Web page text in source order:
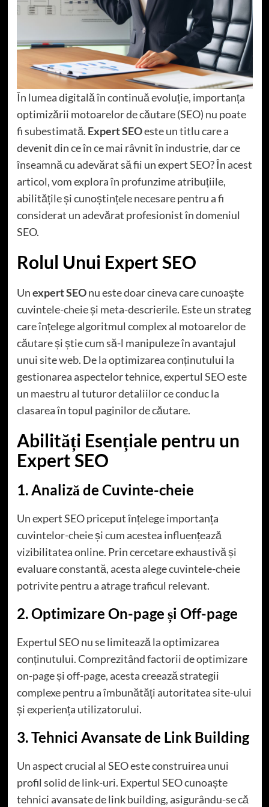
În lumea digitală în continuă evoluție, importanța
optimizării motoarelor de căutare (SEO) nu poate
fi subestimată. Expert SEOeste un titlu care a
devenit din ce în ce mai râvnit în industrie, dar ce
înseamnă cu adevărat să fii un expert SEO? În acest
articol, vom explora în profunzime atribuțiile,
abilitățile și cunoștințele necesare pentru a fi
considerat un adevărat profesionist în domeniul
SEO.
Rolul Unui Expert SEO
Unexpert SEOnu este doar cineva care cunoaște
cuvintele-cheie și meta-descrierile. Este un strateg
care înțelege algoritmul complex al motoarelor de
căutare și știe cum să-l manipuleze în avantajul
unui site web. De la optimizarea conținutului la
gestionarea aspectelor tehnice, expertul SEO este
un maestru al tuturor detaliilor ce conduc la
clasarea în topul paginilor de căutare.
Abilități Esențiale pentru un
Expert SEO
1. Analiză de Cuvinte-cheie
Un expert SEO priceput înțelege importanța
cuvintelor-cheie și cum acestea influențează
vizibilitatea online. Prin cercetare exhaustivă și
evaluare constantă, acesta alege cuvintele-cheie
potrivite pentru a atrage traficul relevant.
2. Optimizare On-page și Off-page
Expertul SEO nu se limitează la optimizarea
conținutului. Comprezitând factorii de optimizare
on-page și off-page, acesta creează strategii
complexe pentru a îmbunătăți autoritatea site-ului
și experiența utilizatorului.
3. Tehnici Avansate de Link Building
Un aspect crucial al SEO este construirea unui
profil solid de link-uri. Expertul SEO cunoaște
tehnici avansate de link building, asigurându-se că